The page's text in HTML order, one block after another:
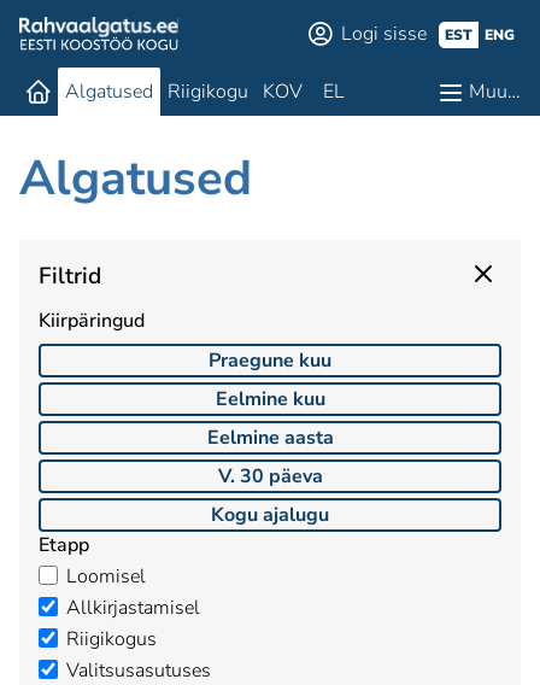
Logi sisse EST ENG
Algatused Riigikogu KOV EL Muu…
Algatused
Filtrid
Kiirpäringud
Praegune kuu
Eelmine kuu
Eelmine aasta
V. 30 päeva
Kogu ajalugu
Etapp
Loomisel
Allkirjastamisel
Riigikogus
Valitsusasutuses